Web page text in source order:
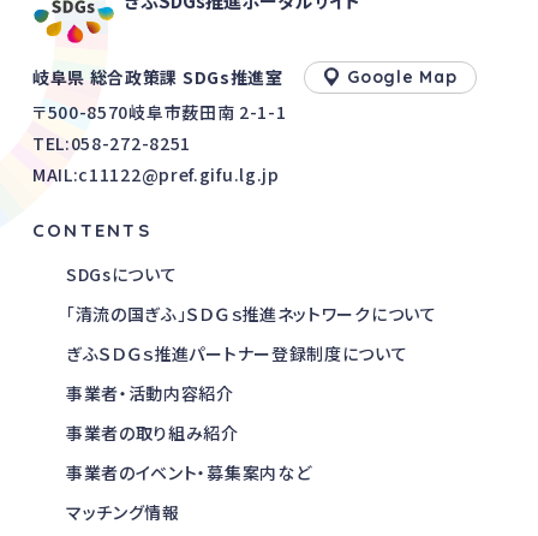
岐阜県 総合政策課 SDGs推進室 Google Map
〒500-8570岐阜市薮田南 2-1-1
TEL:058-272-8251
MAIL:c11122@pref.gifu.lg.jp
CONTENTS
SDGsについて
「清流の国ぎふ」ＳＤＧｓ推進ネットワークについて
ぎふＳＤＧｓ推進パートナー登録制度について
事業者・活動内容紹介
事業者の取り組み紹介
事業者のイベント・募集案内など
マッチング情報